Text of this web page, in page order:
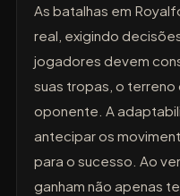
As batalhas em
real, exigindo
jogadores devem
suas tropas, o
oponente. A
antecipar os
para o sucesso. Ao
ganham não apenas